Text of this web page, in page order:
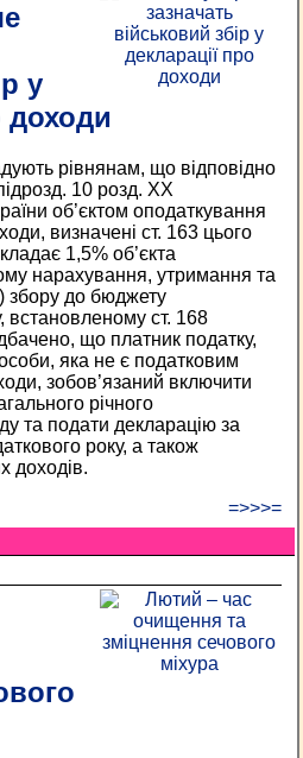
у
доходи
рівнянам, що відповідно
10 розд. XX
об’єктом оподаткування
визначені ст. 163 цього
1,5% об’єкта
нарахування, утримання та
збору до бюджету
встановленому ст. 168
що платник податку,
яка не є податковим
зобов’язаний включити
річного
та подати декларацію за
року, а також
доходів.
=>>>=